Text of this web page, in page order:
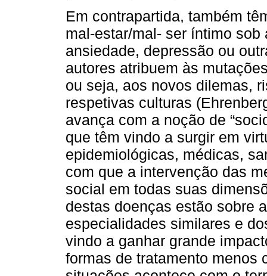
Em contrapartida, também
mal-estar/mal- ser íntimo
ansiedade, depressão ou
autores atribuem às
ou seja, aos novos dilemas,
respetivas culturas
avança com a noção de
que têm vindo a surgir em
epidemiológicas, médicas,
com que a intervenção das
social em todas suas
destas doenças estão sobre
especialidades similares e
vindo a ganhar grande
formas de tratamento menos